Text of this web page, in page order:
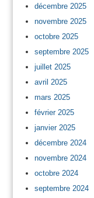
décembre 2025
novembre 2025
octobre 2025
septembre 2025
juillet 2025
avril 2025
mars 2025
février 2025
janvier 2025
décembre 2024
novembre 2024
octobre 2024
septembre 2024